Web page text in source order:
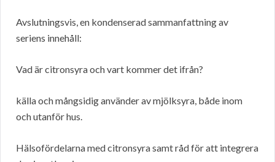
Avslutningsvis, en kondenserad sammanfattning av
seriens innehåll:
Vad är citronsyra och vart kommer det ifrån?
källa och mångsidig använder av mjölksyra, både inom
och utanför hus.
Hälsofördelarna med citronsyra samt råd för att integrera